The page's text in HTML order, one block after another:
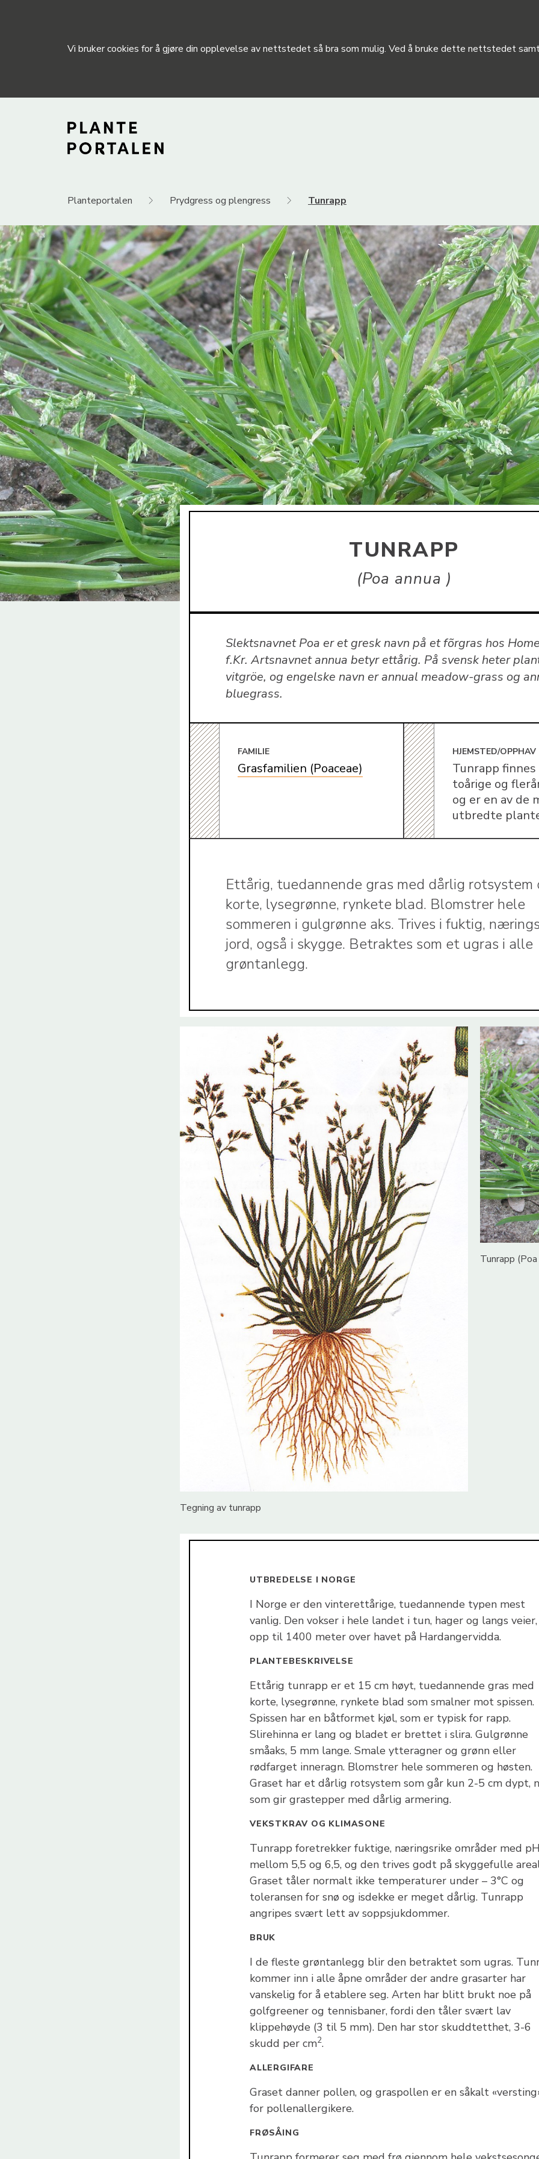
Planteportalen Prydgress og plengress Tunrapp
Vi bruker cookies for å gjøre din opplevelse av nettstedet så bra som mulig. Ved å bruke dette nettstedet
TUNRAPP
Poa annua
Slektsnavnet Poa er et gresk navn på et fõrgras hos
f.Kr. Artsnavnet annua betyr ettårig. På svensk heter
vitgröe, og engelske navn er annual meadow-grass og
bluegrass.
FAMILIE
Grasfamilien (Poaceae)
HJEMSTED/OPPHAV
Tunrapp
toårige og
og er en av de
utbredte
Ettårig, tuedannende gras med dårlig rotsystem
korte, lysegrønne, rynkete blad. Blomstrer hele
sommeren i gulgrønne aks. Trives i fuktig,
jord, også i skygge. Betraktes som et ugras i alle
grøntanlegg.
Tegning av tunrapp
Tunrapp (Poa
UTBREDELSE I NORGE
I Norge er den vinterettårige, tuedannende typen mest
vanlig. Den vokser i hele landet i tun, hager og langs
opp til 1400 meter over havet på Hardangervidda.
PLANTEBESKRIVELSE
Ettårig tunrapp er et 15 cm høyt, tuedannende gras med
korte, lysegrønne, rynkete blad som smalner mot spissen.
Spissen har en båtformet kjøl, som er typisk for rapp.
Slirehinna er lang og bladet er brettet i slira. Gulgrønne
småaks, 5 mm lange. Smale ytteragner og grønn eller
rødfarget inneragn. Blomstrer hele sommeren og høsten.
Graset har et dårlig rotsystem som går kun 2-5 cm dypt,
som gir grastepper med dårlig armering.
VEKSTKRAV OG KLIMASONE
Tunrapp foretrekker fuktige, næringsrike områder med pH
mellom 5,5 og 6,5, og den trives godt på skyggefulle
Graset tåler normalt ikke temperaturer under – 3°C og
toleransen for snø og isdekke er meget dårlig. Tunrapp
angripes svært lett av soppsjukdommer.
BRUK
I de fleste grøntanlegg blir den betraktet som ugras.
kommer inn i alle åpne områder der andre grasarter har
vanskelig for å etablere seg. Arten har blitt brukt noe på
golfgreener og tennisbaner, fordi den tåler svært lav
klippehøyde (3 til 5 mm). Den har stor skuddtetthet, 3-6
skudd per cm2.
ALLERGIFARE
Graset danner pollen, og graspollen er en såkalt
for pollenallergikere.
FRØSÅING